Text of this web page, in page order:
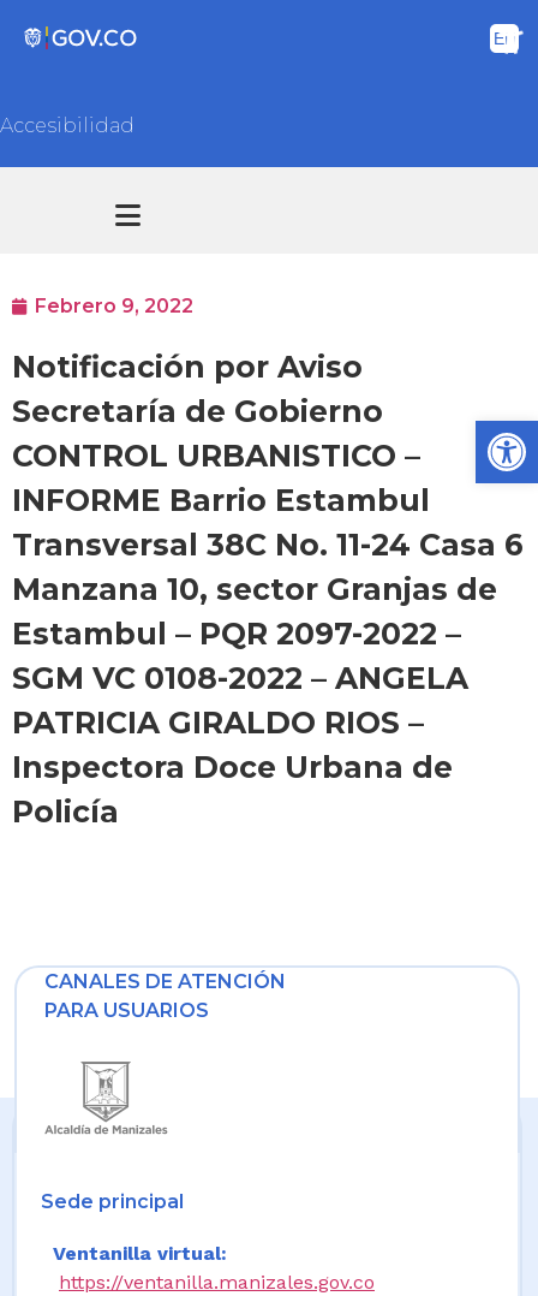
Accesibilidad
Febrero 9, 2022
Notificación por Aviso
Secretaría de Gobierno
CONTROL URBANISTICO –
INFORME Barrio Estambul
Transversal 38C No. 11-24 Casa 6
Manzana 10, sector Granjas de
Estambul – PQR 2097-2022 –
SGM VC 0108-2022 – ANGELA
PATRICIA GIRALDO RIOS –
Inspectora Doce Urbana de
Policía
CANALES DE ATENCIÓN
PARA USUARIOS
Sede principal
Ventanilla virtual:
https://ventanilla.manizales.gov.co